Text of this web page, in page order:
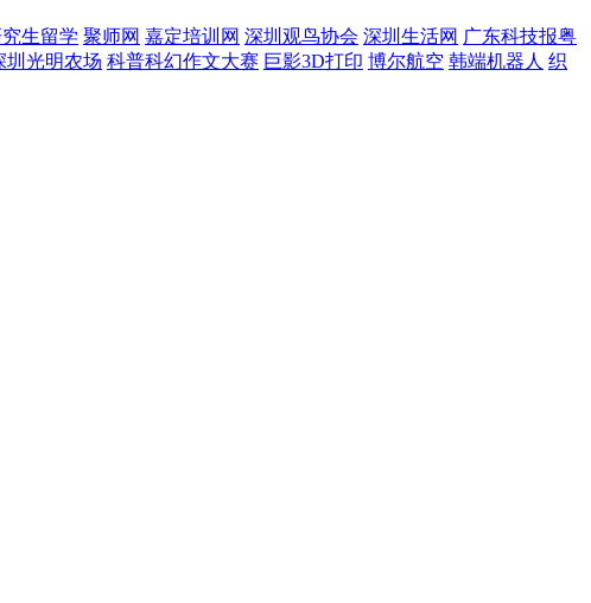
生留学 聚师网 嘉定培训网 深圳观鸟协会 深圳生活网 广东科技报粤
圳光明农场 科普科幻作文大赛 巨影3D打印 博尔航空 韩端机器人 织